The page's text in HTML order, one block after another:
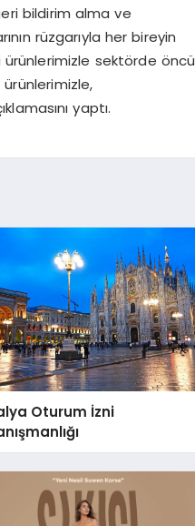
bildirim alma ve
rüzgarıyla her bireyin
ürünlerimizle sektörde öncü
yaptı.
Oturum İzni